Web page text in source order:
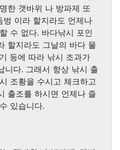
한 갯바위 나 방파제 또
벙 이라 할지라도 언제나
수 없다. 바다낚시 포인
할지라도 그날의 바다 물
등에 따라 낚시 조과가
니다. 그래서 항상 낚시 출
조황을 수시고 체크하고
출조를 하시면 언제나 즐
있습니다.